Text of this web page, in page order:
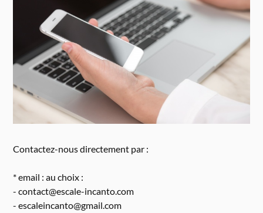
Contactez-nous directement par :
* email : au choix :
- contact@escale-incanto.com
- escaleincanto@gmail.com